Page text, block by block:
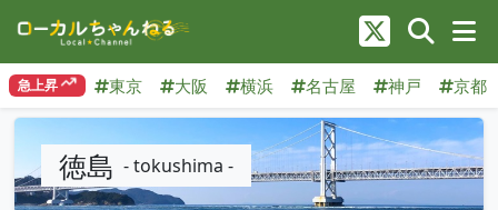
急上昇 東京 大阪 横浜 名古屋 神戸 京都
徳島 - tokushima -